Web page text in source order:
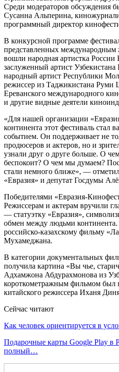
Среди модераторов обсуждения
Сусанна Альперина,
программный директор
В конкурсной программе
представленных
вошли народная артистка
заслуженный артист Узбекистана
народный артист Республики
режиссер из Таджикистана Руми
Ереванского международного
и другие видные деятели
«Для нашей организации
континента этот фестиваль
событием. Он поддерживает не
продюсеров и актеров, но и
узнали друг о друге больше. О
беспокоит? О чем мы думаем?
стали немного ближе», —
«Евразия» и депутат Госдумы
Победителями «Евразия-
Режиссерам и актерам вручили
— статуэтку «Евразия»,
обмен между людьми
российско-казахскому фильму
Мухамеджана.
В категории документальных
получила картина «Вы чье,
Адхамжона Абдурахмонова из
короткометражным фильмом
китайского режиссера Иханя
Сейчас читают
Как человек ориентируется в
Подарочные карты Google Play в
полный…